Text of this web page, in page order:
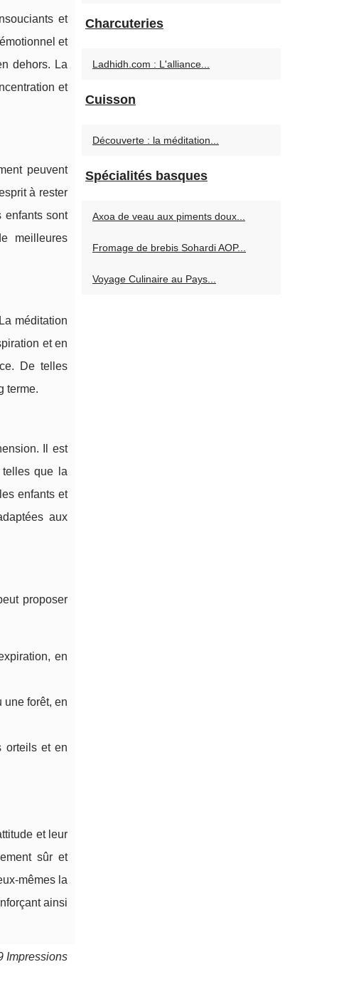
et
et
dehors. La
et
peuvent
à rester
enfants sont
meilleures
méditation
et en
De telles
terme.
Il est
que la
enfants et
aux
proposer
en
une forêt, en
orteils et en
et leur
sûr et
mêmes la
ainsi
Impressions
Charcuteries
Ladhidh.com : L'alliance...
Cuisson
Découverte : la méditation...
Spécialités basques
Axoa de veau aux piments doux...
Fromage de brebis Sohardi AOP...
Voyage Culinaire au Pays...